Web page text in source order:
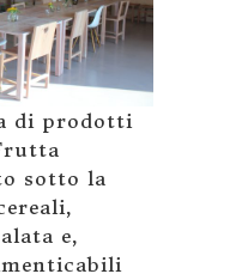
di prodotti
sotto la
e,